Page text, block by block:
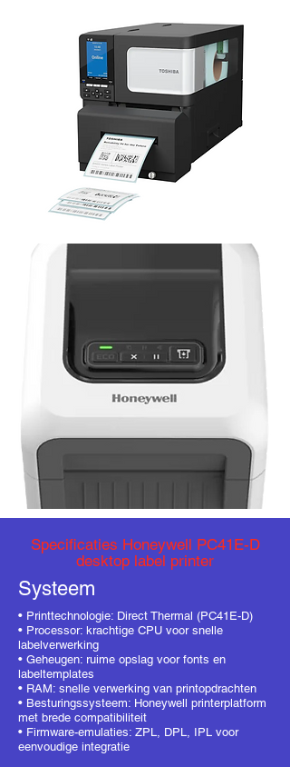
Specificaties Honeywell PC41E-D
desktop label printer
Systeem
• Printtechnologie: Direct Thermal (PC41E-D)
• Processor: krachtige CPU voor snelle
labelverwerking
• Geheugen: ruime opslag voor fonts en
labeltemplates
• RAM: snelle verwerking van printopdrachten
• Besturingssysteem: Honeywell printerplatform
met brede compatibiliteit
• Firmware-emulaties: ZPL, DPL, IPL voor
eenvoudige integratie